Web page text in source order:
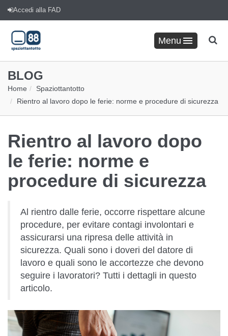
Accedi alla FAD
Menu
BLOG
Home
Spaziottantotto
Rientro al lavoro dopo le ferie: norme e procedure di sicurezza
Rientro al lavoro dopo
le ferie: norme e
procedure di sicurezza
Al rientro dalle ferie, occorre rispettare alcune
procedure, per evitare contagi involontari e
assicurarsi una ripresa delle attività in
sicurezza. Quali sono i doveri del datore di
lavoro e quali sono le accortezze che devono
seguire i lavoratori? Tutti i dettagli in questo
articolo.